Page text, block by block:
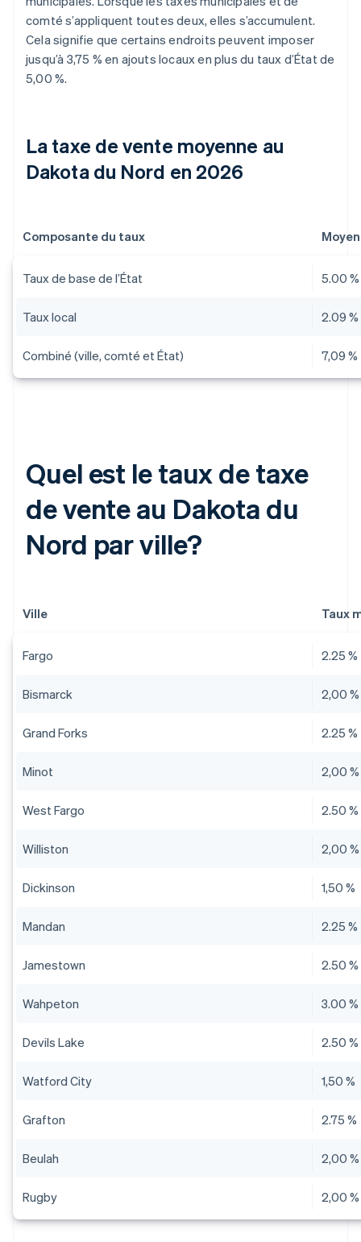
comté s’appliquent toutes deux, elles s’accumulent.
Cela signifie que certains endroits peuvent imposer
jusqu’à 3,75 % en ajouts locaux en plus du taux d’État de
5,00 %.
La taxe de vente moyenne au
Dakota du Nord en 2026
Composante du taux
Taux de base de l’État 5.00 %
Taux local 2.09 %
Combiné (ville, comté et État) 7,09 %
Quel est le taux de taxe
de vente au Dakota du
Nord par ville?
Ville Taux
Fargo 2.25 %
Bismarck 2,00 %
Grand Forks 2.25 %
Minot 2,00 %
West Fargo 2.50 %
Williston 2,00 %
Dickinson 1,50 %
Mandan 2.25 %
Jamestown 2.50 %
Wahpeton 3.00 %
Devils Lake 2.50 %
Watford City 1,50 %
Grafton 2.75 %
Beulah 2,00 %
Rugby 2,00 %